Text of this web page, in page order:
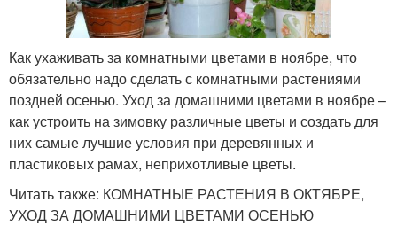
Как ухаживать за комнатными цветами в ноябре, что
обязательно надо сделать с комнатными растениями
поздней осенью. Уход за домашними цветами в ноябре –
как устроить на зимовку различные цветы и создать для
них самые лучшие условия при деревянных и
пластиковых рамах, неприхотливые цветы.
Читать также: КОМНАТНЫЕ РАСТЕНИЯ В ОКТЯБРЕ,
УХОД ЗА ДОМАШНИМИ ЦВЕТАМИ ОСЕНЬЮ